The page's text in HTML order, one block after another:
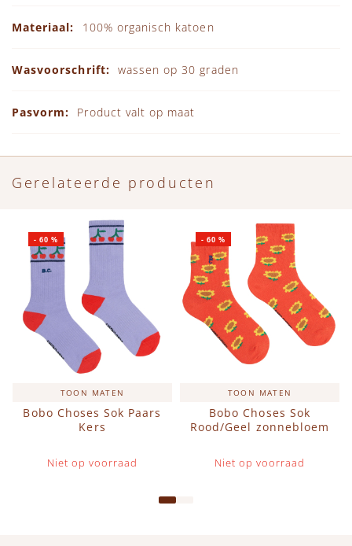
100% organisch katoen
wassen op 30 graden
Product valt op maat
Gerelateerde producten
TOON MATEN
Bobo Choses Sok Paars
Kers
Niet op voorraad
-60 %
TOON MATEN
Bobo Choses Sok
Rood/Geel zonnebloem
Niet op voorraad
-60 %